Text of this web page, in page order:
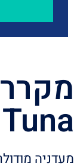
Tuna
מעדניה